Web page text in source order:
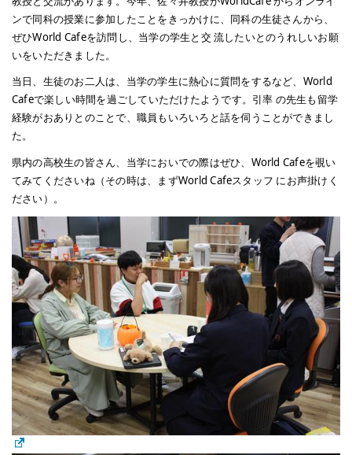
ンで同科の授業に参加したことをきっかけに、同科の生徒さんから、
ぜひWorld Cafeを訪問し、当学の学生と交 流したいとのうれしいお願
いをいただきました。
当日、生徒のお二人は、当学の学生に熱心に質問をするなど、World
Cafeで楽しい時間を過ごしていただけたようです。引率 の先生も留学
経験がおありとのことで、職員もいろいろと話を伺うことができまし
た。
県内の高校生の皆さん、当学においでの際はぜひ、World Cafeを覗い
てみてくださいね（その時は、まずWorld Cafeスタッフ にお声掛けく
ださい）。